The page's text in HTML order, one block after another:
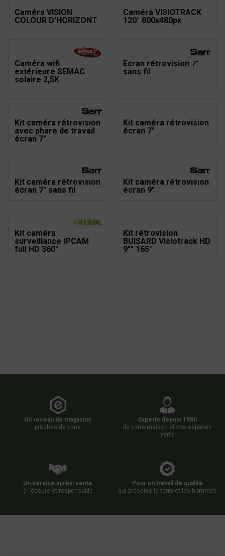
Caméra VISION
COLOUR D'HORIZONT
Caméra VISIOTRACK
120° 800x480px
Caméra wifi
extérieure SEMAC
solaire 2,5K
Ecran rétrovision 7"
sans fil
Kit caméra rétrovision
avec phare de travail
écran 7"
Kit caméra rétrovision
écran 7"
Kit caméra rétrovision
écran 7" sans fil
Kit caméra rétrovision
écran 9"
Kit caméra
surveillance IPCAM
full HD 360°
Kit rétrovision
BUISARD Visiotrack HD
9"" 165°
Un réseau de magasins
proches de vous
Experts depuis 1980
de votre maison et vos espaces
verts
Un service après-vente
à l’écoute et responsable
Pour un travail de qualité
qui préserve la terre et les hommes